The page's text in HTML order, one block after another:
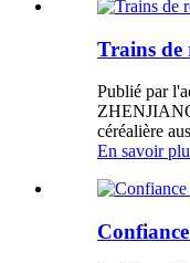
Trains de
Publié par
céréalière
En savoir